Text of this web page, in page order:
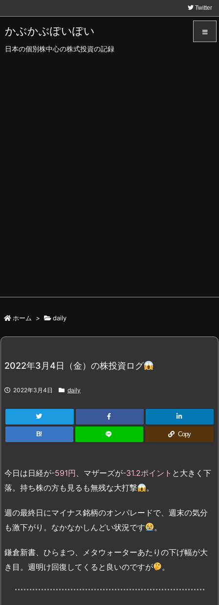
かぶかぶぽいぽい
日本の個別株中心の株式投資の記録
Twitter
ホーム > daily
2022年3月4日（金）の株投資ログ
2022年3月4日 daily
B! Copy
今日は日経が-591円 、マザーズが-31.2ポイント と大きく下
落。持ち株の方も見るも無残な大打撃
。
週の最終日にマイナス銘柄のオンパレードで、週末の気分
も激下がり。なかなかしんどい状況です
。
鎌倉新書、ひらまつ、メタウォーターあたりの下げ幅が大
き目。週明け回復してくると良いのですが
。